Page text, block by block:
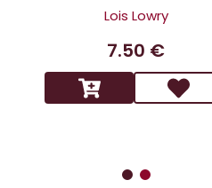
Lois Lowry
7.50 €